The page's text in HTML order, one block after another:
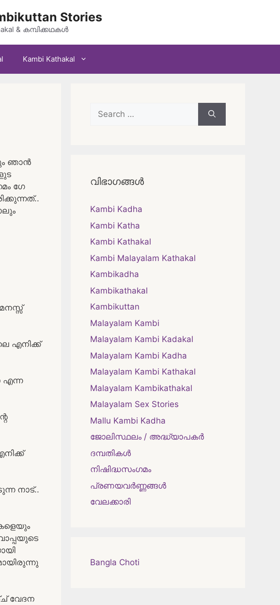
Stories
& കമ്പിക്കഥകൾ
Kambi Kathakal
ഞാൻ
ഗേ
എനിക്ക്
എന്ന
നാട്..
വേദന
Search
for:
വിഭാഗങ്ങൾ
Kambi Kadha
Kambi Katha
Kambi Kathakal
Kambi Malayalam Kathakal
Kambikadha
Kambikathakal
Kambikuttan
Malayalam Kambi
Malayalam Kambi Kadakal
Malayalam Kambi Kadha
Malayalam Kambi Kathakal
Malayalam Kambikathakal
Malayalam Sex Stories
Mallu Kambi Kadha
ജോലിസ്ഥലം / അദ്ധ്യാപകർ
ദമ്പതികള്‍
നിഷിദ്ധസംഗമം
പ്രണയവർണ്ണങ്ങൾ
വേലക്കാരി
Bangla Choti